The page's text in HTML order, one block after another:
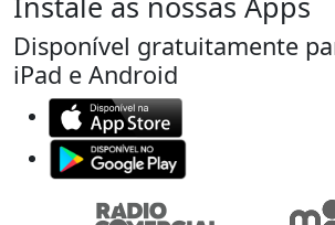
Disponível gratuitamente
iPad e Android